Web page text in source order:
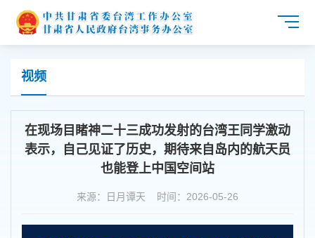
视频
在现场目睹神二十三成功发射的台湾王同学激动
表示，自己见证了历史，期待来自岛内的航天员
也能登上中国空间站
来源：日月谭天 时间：2026-05-26